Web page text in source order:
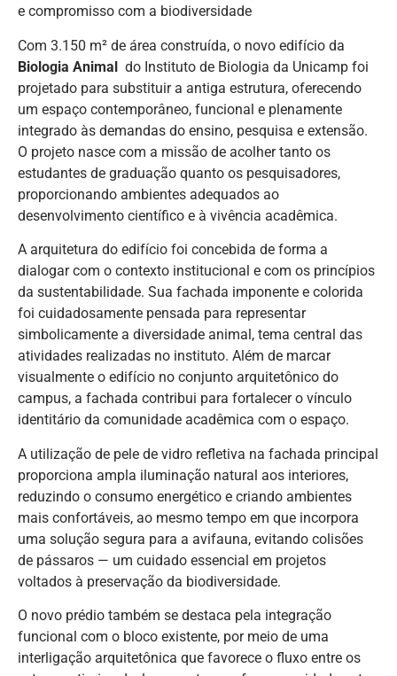
e compromisso com a biodiversidade
Com 3.150 m² de área construída, o novo edifício da
Biologia Animal do Instituto de Biologia da Unicamp foi
projetado para substituir a antiga estrutura, oferecendo
um espaço contemporâneo, funcional e plenamente
integrado às demandas do ensino, pesquisa e extensão.
O projeto nasce com a missão de acolher tanto os
estudantes de graduação quanto os pesquisadores,
proporcionando ambientes adequados ao
desenvolvimento científico e à vivência acadêmica.
A arquitetura do edifício foi concebida de forma a
dialogar com o contexto institucional e com os princípios
da sustentabilidade. Sua fachada imponente e colorida
foi cuidadosamente pensada para representar
simbolicamente a diversidade animal, tema central das
atividades realizadas no instituto. Além de marcar
visualmente o edifício no conjunto arquitetônico do
campus, a fachada contribui para fortalecer o vínculo
identitário da comunidade acadêmica com o espaço.
A utilização de pele de vidro refletiva na fachada principal
proporciona ampla iluminação natural aos interiores,
reduzindo o consumo energético e criando ambientes
mais confortáveis, ao mesmo tempo em que incorpora
uma solução segura para a avifauna, evitando colisões
de pássaros — um cuidado essencial em projetos
voltados à preservação da biodiversidade.
O novo prédio também se destaca pela integração
funcional com o bloco existente, por meio de uma
interligação arquitetônica que favorece o fluxo entre os